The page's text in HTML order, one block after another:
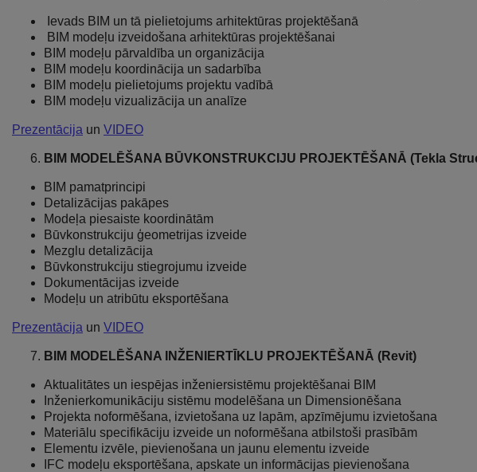
Ievads BIM un tā pielietojums arhitektūras projektēšanā
BIM modeļu izveidošana arhitektūras projektēšanai
BIM modeļu pārvaldība un organizācija
BIM modeļu koordinācija un sadarbība
BIM modeļu pielietojums projektu vadībā
BIM modeļu vizualizācija un analīze
Prezentācija un VIDEO
BIM MODELĒŠANA BŪVKONSTRUKCIJU PROJEKTĒŠANĀ (Tekla
BIM pamatprincipi
Detalizācijas pakāpes
Modeļa piesaiste koordinātām
Būvkonstrukciju ģeometrijas izveide
Mezglu detalizācija
Būvkonstrukciju stiegrojumu izveide
Dokumentācijas izveide
Modeļu un atribūtu eksportēšana
Prezentācija un VIDEO
BIM MODELĒŠANA INŽENIERTĪKLU PROJEKTĒŠANĀ (Revit)
Aktualitātes un iespējas inženiersistēmu projektēšanai BIM
Inženierkomunikāciju sistēmu modelēšana un Dimensionēšana
Projekta noformēšana, izvietošana uz lapām, apzīmējumu izvietošana
Materiālu specifikāciju izveide un noformēšana atbilstoši prasībām
Elementu izvēle, pievienošana un jaunu elementu izveide
IFC modeļu eksportēšana, apskate un informācijas pievienošana